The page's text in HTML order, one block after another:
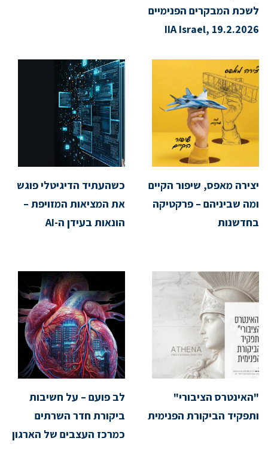
לשכת המבקרים הפנימיים
IIA Israel, 19.2.2026
יצירה מאפס, שיפור הקיים
ומה שביניהם – פרקטיקה
בחדשנות
כשהעתיד הדיגיטלי פוגש
את המציאות המזויפת –
הונאות בעידן ה-AI
"האינטרס הציבורי"
ותפקיד הביקורת הפנימית
לב פועם – על חשיבות
ביקורת חדר השרתים
כמרכז העצבים של הארגון